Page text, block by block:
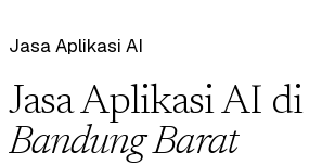
Jasa Aplikasi AI
Jasa Aplikasi AI di
Bandung Barat